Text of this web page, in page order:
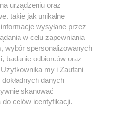
info.pljest:
LIBERTAS
35-002 Rzeszów
info.pl
urządzeniu oraz
takie jak unikalne
wysyłane przez
w celu zapewniania
wybór spersonalizowanych
badanie odbiorców oraz
Użytkownika my i Zaufani
danych
skanować
celów identyfikacji.